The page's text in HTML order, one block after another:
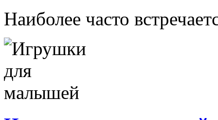
Наиболее часто